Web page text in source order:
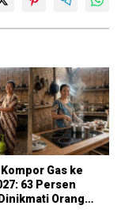
Gas ke
63 Persen
Orang